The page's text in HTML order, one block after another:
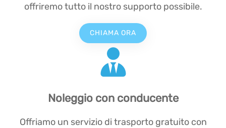
offriremo tutto il nostro supporto possibile.
CHIAMA ORA
Noleggio con conducente
Offriamo un servizio di trasporto gratuito con